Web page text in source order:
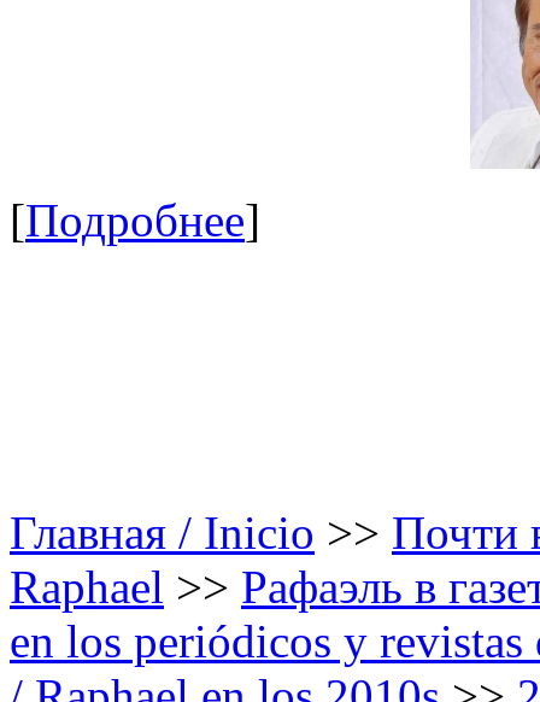
[Подробнее]
Главная / Inicio >> Почти
Raphael >> Рафаэль в
en los periódicos y